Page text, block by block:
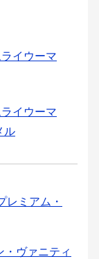
イウーマ
イウーマ
ル
レミアム・
・ヴァニティ